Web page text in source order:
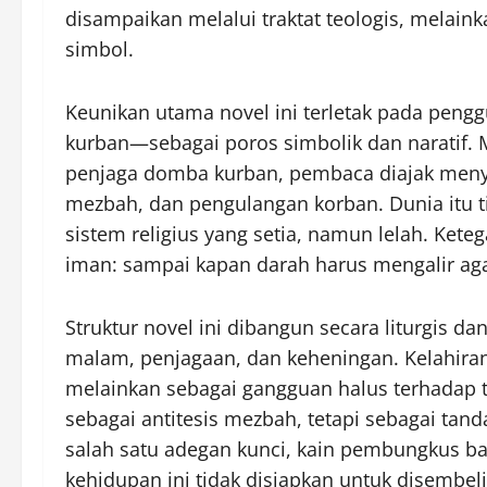
disampaikan melalui traktat teologis,
simbol.
Keunikan utama novel ini terletak pada
kurban—sebagai poros simbolik dan naratif.
penjaga domba kurban, pembaca diajak
mezbah, dan pengulangan korban. Dunia itu
sistem religius yang setia, namun lelah.
iman: sampai kapan darah harus mengalir
Struktur novel ini dibangun secara liturgis
malam, penjagaan, dan keheningan.
melainkan sebagai gangguan halus
sebagai antitesis mezbah, tetapi sebagai
salah satu adegan kunci, kain pembungkus
kehidupan ini tidak disiapkan untuk